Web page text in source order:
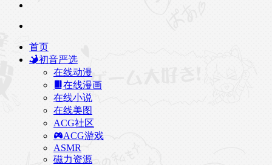
首页
初音严选
在线动漫
在线漫画
在线小说
在线美图
ACG社区
ACG游戏
ASMR
磁力资源